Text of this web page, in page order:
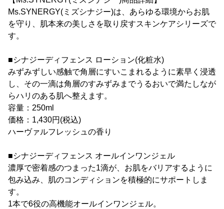
Ms.SYNERGY(ミズシナジー)は、あらゆる環境からお肌
を守り、肌本来の美しさを取り戻すスキンケアシリーズで
す。
■シナジーディフェンス ローション(化粧水)
みずみずしい感触で角層にすいこまれるように素早く浸透
し、その一滴は角層のすみずみまでうるおいで満たしなが
らハリのある肌へ整えます。
容量：250ml
価格：1,430円(税込)
ハーヴァルフレッシュの香り
■シナジーディフェンス オールインワンジェル
濃厚で密着感のつまった1滴が、お肌をバリアするように
包み込み、肌のコンディションを積極的にサポートしま
す。
1本で6役の高機能オールインワンジェル。